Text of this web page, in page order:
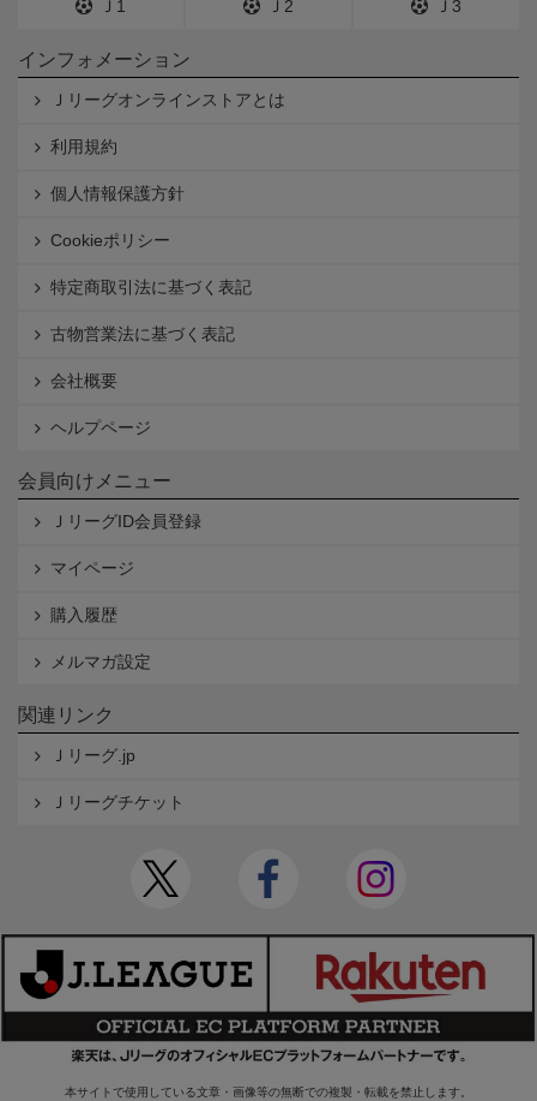
Ｊ1 Ｊ2 Ｊ3
インフォメーション
Ｊリーグオンラインストアとは
利用規約
個人情報保護方針
Cookieポリシー
特定商取引法に基づく表記
古物営業法に基づく表記
会社概要
ヘルプページ
会員向けメニュー
ＪリーグID会員登録
マイページ
購入履歴
メルマガ設定
関連リンク
Ｊリーグ.jp
Ｊリーグチケット
本サイトで使用している文章・画像等の無断での複製・転載を禁止します。